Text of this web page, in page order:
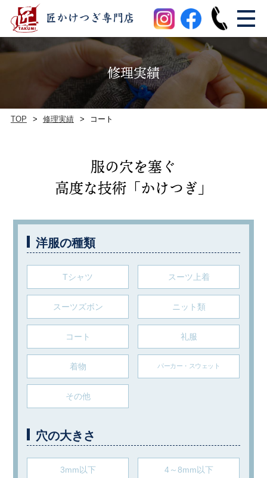
修理実績
TOP 修理実績 コート
服の穴を塞ぐ
高度な技術「かけつぎ」
洋服の種類
Tシャツ スーツ上着
スーツズボン ニット類
コート 礼服
着物 パーカー・スウェット
その他
穴の大きさ
3mm以下 4～8mm以下